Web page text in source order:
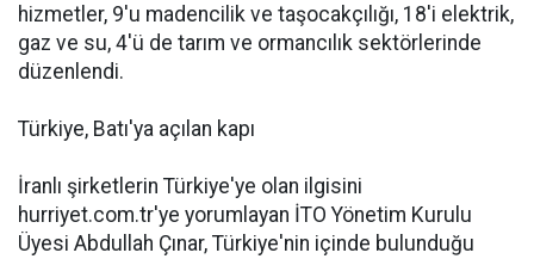
hizmetler, 9'u madencilik ve taşocakçılığı, 18'i elektrik,
gaz ve su, 4'ü de tarım ve ormancılık sektörlerinde
düzenlendi.
Türkiye, Batı'ya açılan kapı
İranlı şirketlerin Türkiye'ye olan ilgisini
hurriyet.com.tr'ye yorumlayan İTO Yönetim Kurulu
Üyesi Abdullah Çınar, Türkiye'nin içinde bulunduğu